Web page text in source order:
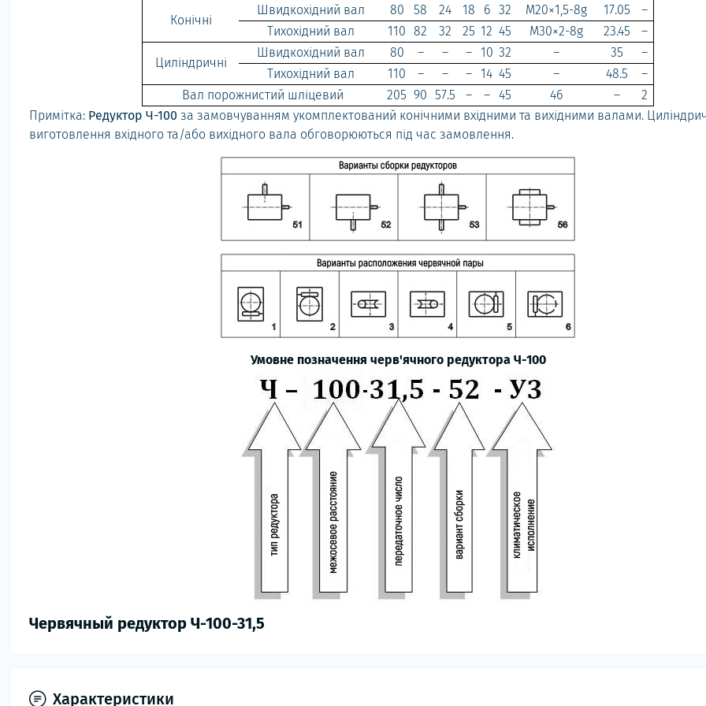
Конічні
Швидкохідний вал 80 58 24 18 6 32 M20×1,5-8g 17.05
–
Тихохідний вал
110 82 32 25 12 45 M30×2-8g 23.45 –
Циліндричні
Швидкохідний вал 80 – – – 10 32 – 35
–
Тихохідний вал
110 – – – 14 45 – 48.5
–
Вал порожнистий шліцевий
205 90 57.5 – – 45 46 –
2
Примітка: Редуктор Ч-100 за замовчуванням укомплектований конічними вхідними та вихідними валами.
виготовлення вхідного та/або вихідного вала обговорюються під час замовлення.
Умовне позначення черв'ячного редуктора Ч-100
Червячный редуктор Ч-100-31,5
Характеристики